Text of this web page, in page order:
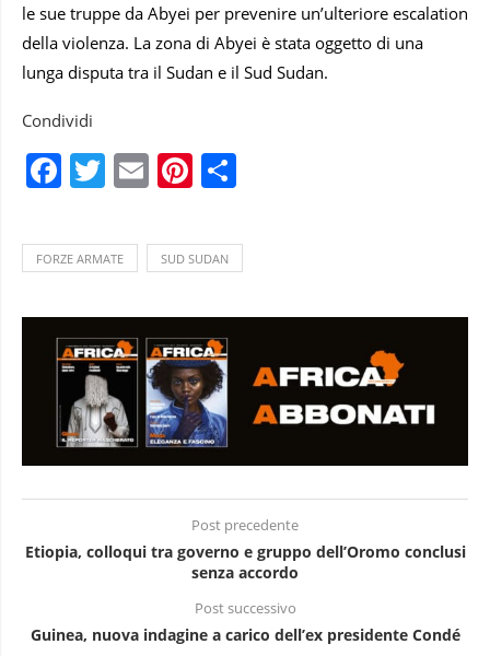
le sue truppe da Abyei per prevenire un’ulteriore escalation
della violenza. La zona di Abyei è stata oggetto di una
lunga disputa tra il Sudan e il Sud Sudan.
Condividi
Facebook
Twitter
EmailPinterest
FORZE ARMATE SUD SUDAN
Post precedente
Etiopia, colloqui tra governo e gruppo dell’Oromo conclusi
senza accordo
Post successivo
Guinea, nuova indagine a carico dell’ex presidente Condé